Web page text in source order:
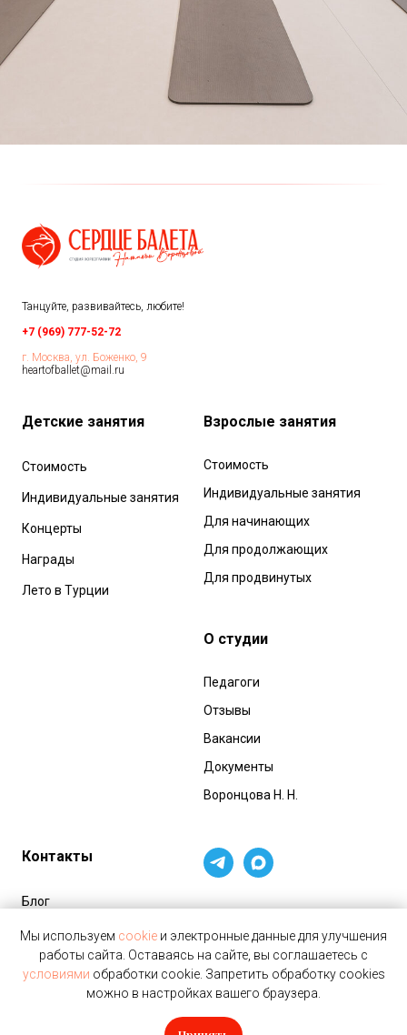
Мы используем cookie и электронные данные для улучшения
работы сайта. Оставаясь на сайте, вы соглашаетесь с
условиями обработки cookie. Запретить обработку cookies
можно в настройках вашего браузера.
Танцуйте, развивайтесь, любите!
+7 (969) 777-52-72
г. Москва, ул. Боженко, 9
heartofballet@mail.ru
Детские занятия
Стоимость
Индивидуальные занятия
Концерты
Награды
Лето в Турции
Взрослые занятия
Стоимость
Индивидуальные занятия
Для начинающих
Для продолжающих
Для продвинутых
О студии
Педагоги
Отзывы
Вакансии
Документы
Воронцова Н. Н.
Контакты
Блог
Магазин
Аренда зала